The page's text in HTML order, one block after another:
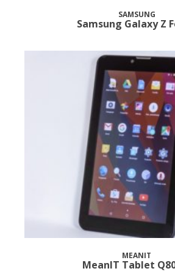
SAMSUNG
Samsung Galaxy Z
MEANIT
MeanIT Tablet